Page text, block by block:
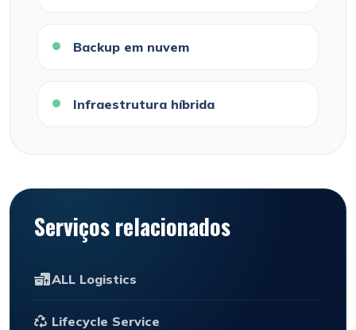
Backup em nuvem
Infraestrutura híbrida
Serviços relacionados
ALL Logistics
Lifecycle Service